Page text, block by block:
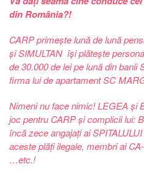
din România?!
CARP primește lună de lună
și SIMULTAN își plătește
de 30.000 de lei pe lună din banii
firma lui de apartament SC
Nimeni nu face nimic! LEGEA și
joc pentru CARP și complicii lui:
încă zece angajați ai
aceste plăți ilegale, membri ai
…etc.!